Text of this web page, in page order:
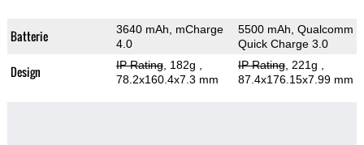
Batterie
3640 mAh, mCharge
4.0
5500 mAh, Qualcomm
Quick Charge 3.0
Design IP Rating, 182g
78.2x160.4x7.3 mm
IP Rating, 221g
87.4x176.15x7.99 mm